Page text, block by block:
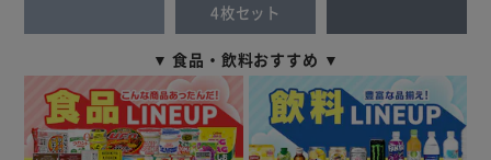
4枚セット
▼ 食品・飲料おすすめ ▼